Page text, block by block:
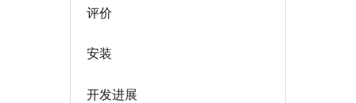
评价
安装
开发进展